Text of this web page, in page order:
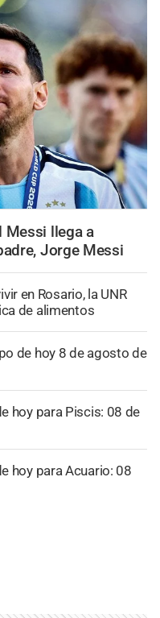
Messi llega a
Jorge Messi
en Rosario, la UNR
de alimentos
de hoy 8 de agosto de
hoy para Piscis: 08 de
hoy para Acuario: 08